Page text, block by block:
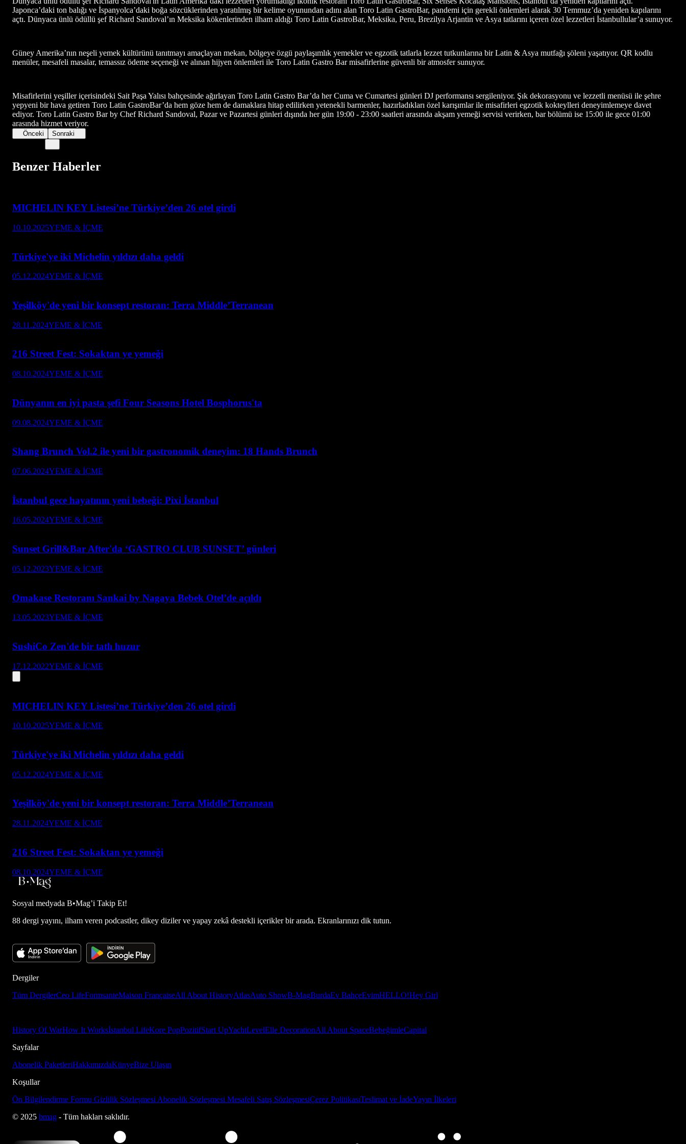
Japonca’daki ton balığı ve İspanyolca’daki boğa sözcüklerinden yaratılmış bir kelime oyunundan adını alan Toro Latin GastroBar, pandemi için gerekli önlemleri alarak 30 Temmuz’da yeniden kapılarını
açtı. Dünyaca ünlü ödüllü şef Richard Sandoval’ın Meksika kökenlerinden ilham aldığı Toro Latin GastroBar, Meksika, Peru, Brezilya Arjantin ve Asya tatlarını içeren özel lezzetleri İstanbullular’a sunuyor.
Güney Amerika’nın neşeli yemek kültürünü tanıtmayı amaçlayan mekan, bölgeye özgü paylaşımlık yemekler ve egzotik tatlarla lezzet tutkunlarına bir Latin & Asya mutfağı şöleni yaşatıyor. QR kodlu
menüler, mesafeli masalar, temassız ödeme seçeneği ve alınan hijyen önlemleri ile Toro Latin Gastro Bar misafirlerine güvenli bir atmosfer sunuyor.
Misafirlerini yeşiller içerisindeki Sait Paşa Yalısı bahçesinde ağırlayan Toro Latin Gastro Bar’da her Cuma ve Cumartesi günleri DJ performansı sergileniyor. Şık dekorasyonu ve lezzetli menüsü ile şehre
yepyeni bir hava getiren Toro Latin GastroBar’da hem göze hem de damaklara hitap edilirken yetenekli barmenler, hazırladıkları özel karışımlar ile misafirleri egzotik kokteylleri deneyimlemeye davet
ediyor. Toro Latin Gastro Bar by Chef Richard Sandoval, Pazar ve Pazartesi günleri dışında her gün 19:00 - 23:00 saatleri arasında akşam yemeği servisi verirken, bar bölümü ise 15:00 ile gece 01:00
arasında hizmet veriyor.
Önceki Sonraki
Benzer Haberler
MICHELIN KEY Listesi’ne Türkiye’den 26 otel girdi
10.10.2025YEME & İÇME
Türkiye'ye iki Michelin yıldızı daha geldi
05.12.2024YEME & İÇME
Yeşilköy'de yeni bir konsept restoran: Terra Middle’Terranean
28.11.2024YEME & İÇME
216 Street Fest: Sokaktan ye yemeği
08.10.2024YEME & İÇME
Dünyanın en iyi pasta şefi Four Seasons Hotel Bosphorus'ta
09.08.2024YEME & İÇME
Shang Brunch Vol.2 ile yeni bir gastronomik deneyim: 18 Hands Brunch
07.06.2024YEME & İÇME
İstanbul gece hayatının yeni bebeği: Pixi İstanbul
16.05.2024YEME & İÇME
Sunset Grill&Bar After'da ‘GASTRO CLUB SUNSET’ günleri
05.12.2023YEME & İÇME
Omakase Restoranı Sankai by Nagaya Bebek Otel’de açıldı
13.05.2023YEME & İÇME
SushiCo Zen'de bir tatlı huzur
17.12.2022YEME & İÇME
MICHELIN KEY Listesi’ne Türkiye’den 26 otel girdi
10.10.2025YEME & İÇME
Türkiye'ye iki Michelin yıldızı daha geldi
05.12.2024YEME & İÇME
Yeşilköy'de yeni bir konsept restoran: Terra Middle’Terranean
28.11.2024YEME & İÇME
216 Street Fest: Sokaktan ye yemeği
08.10.2024YEME & İÇME
Sosyal medyada B•Mag’i Takip Et!
88 dergi yayını, ilham veren podcastler, dikey diziler ve yapay zekâ destekli içerikler bir arada. Ekranlarınızı dik tutun.
Dergiler
Tüm DergilerCeo LifeFormsanteMaison FrançaiseAll About HistoryAtlasAuto ShowB-MagBurdaEv BahçeEvimHELLO!Hey Girl
History Of WarHow It Worksİstanbul LifeKore PopPozitifStart UpYachtLevelElle DecorationAll About SpaceBebeğimleCapital
Sayfalar
Abonelik PaketleriHakkımızdaKünyeBize Ulaşın
Koşullar
Ön Bilgilendirme Formu Gizlilik Sözleşmesi Abonelik Sözleşmesi Mesafeli Satış SözleşmesiÇerez PolitikasıTeslimat ve İadeYayın İlkeleri
© 2025 bmag - Tüm hakları saklıdır.